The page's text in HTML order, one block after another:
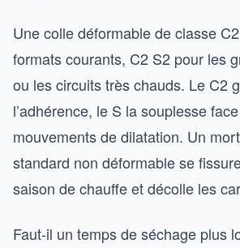
Une colle déformable de classe
formats courants, C2 S2 pour les
ou les circuits très chauds. Le C2
l’adhérence, le S la souplesse
mouvements de dilatation. Un
standard non déformable se
saison de chauffe et décolle les
Faut-il un temps de séchage plus